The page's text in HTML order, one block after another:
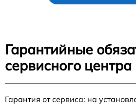
Гарантийные
сервисного
Гарантия от сервиса: на